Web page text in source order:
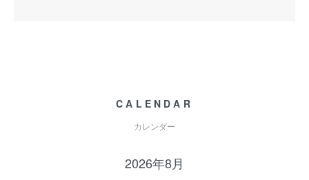
CALENDAR
カレンダー
2026年8月